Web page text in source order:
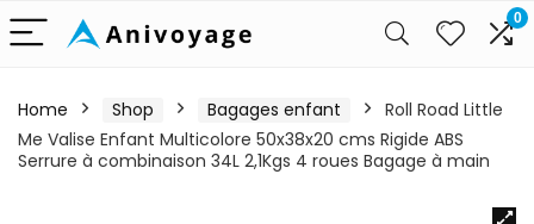
0
Home Shop Bagages enfant
Roll Road Little
Me Valise Enfant Multicolore 50x38x20 cms Rigide ABS
Serrure à combinaison 34L 2,1Kgs 4 roues Bagage à main